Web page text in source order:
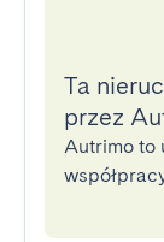
Ta
przez
Autrimo to